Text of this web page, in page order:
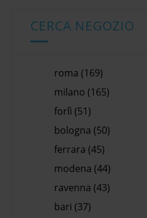
CERCA NEGOZIO
roma (169)
milano (165)
forlì (51)
bologna (50)
ferrara (45)
modena (44)
ravenna (43)
bari (37)